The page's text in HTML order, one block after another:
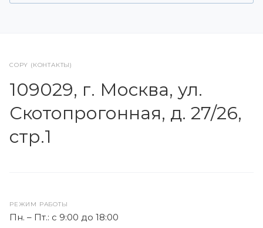
COPY (КОНТАКТЫ)
109029, г. Москва, ул.
Скотопрогонная, д. 27/26,
стр.1
РЕЖИМ РАБОТЫ
Пн. – Пт.: с 9:00 до 18:00